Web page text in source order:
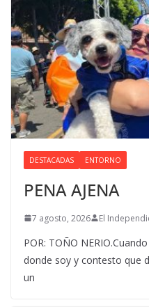
DESTACADAS ENTORNO
PENA AJENA
7 agosto, 2026 El
POR: TOÑO
donde soy y contesto que
un